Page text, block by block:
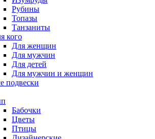
Рубины
Топазы
Танзаниты
кого
Для женщин
Для мужчин
Для детей
Для мужчин и женщин
подвески
Бабочки
Цветы
Птицы